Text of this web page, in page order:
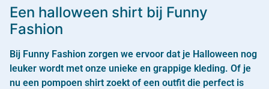
Een halloween shirt bij Funny
Fashion
Bij Funny Fashion zorgen we ervoor dat je Halloween nog
leuker wordt met onze unieke en grappige kleding. Of je
nu een pompoen shirt zoekt of een outfit die perfect is